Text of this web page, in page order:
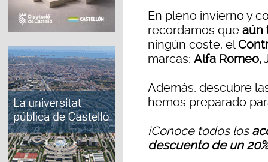
En pleno invierno y
recordamos que aún
ningún coste, el
marcas: Alfa Romeo,
Además, descubre
hemos preparado
¡Conoce todos los
descuento de un